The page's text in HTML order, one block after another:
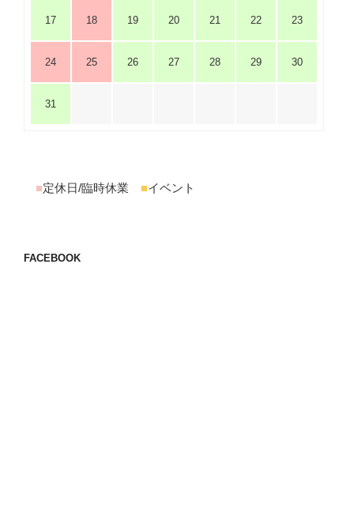
17 18 19 20 21 22 23
24 25 26 27 28 29 30
31
■定休日/臨時休業 ■イベント
FACEBOOK